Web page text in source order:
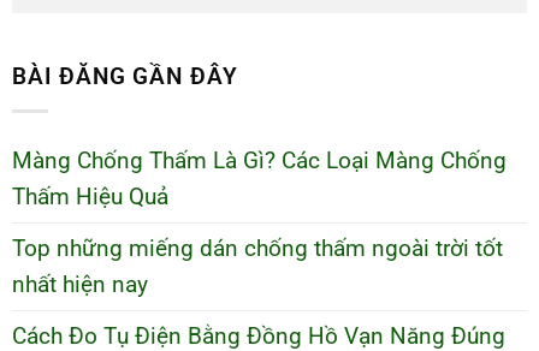
BÀI ĐĂNG GẦN ĐÂY
Màng Chống Thấm Là Gì? Các Loại Màng Chống
Thấm Hiệu Quả
Top những miếng dán chống thấm ngoài trời tốt
nhất hiện nay
Cách Đo Tụ Điện Bằng Đồng Hồ Vạn Năng Đúng